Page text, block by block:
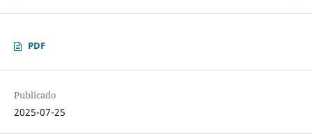
PDF
Publicado
2025-07-25